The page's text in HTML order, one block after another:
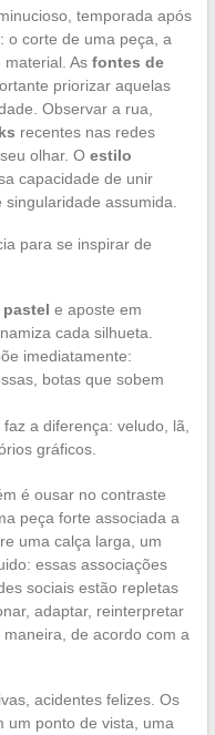
temporada após
o corte de uma peça, a
material. As fontes de
priorizar aquelas
Observar a rua,
recentes nas redes
olhar. O estilo
capacidade de unir
assumida.
para se inspirar de
e aposte em
cada silhueta.
imediatamente:
botas que sobem
a diferença: veludo, lã,
gráficos.
é ousar no contraste
peça forte associada a
uma calça larga, um
essas associações
sociais estão repletas
adaptar, reinterpretar
de acordo com a
acidentes felizes. Os
um ponto de vista, uma